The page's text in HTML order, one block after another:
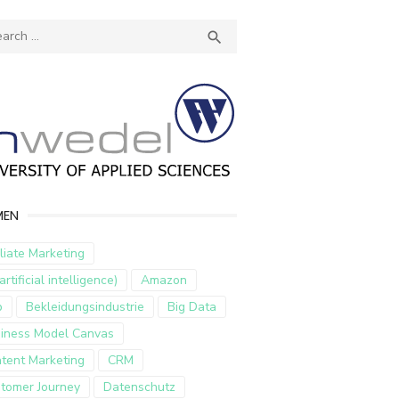

Marketing
intelligence)
Amazon
Bekleidungsindustrie
Big Data
Model Canvas
Marketing
CRM
Journey
Datenschutz